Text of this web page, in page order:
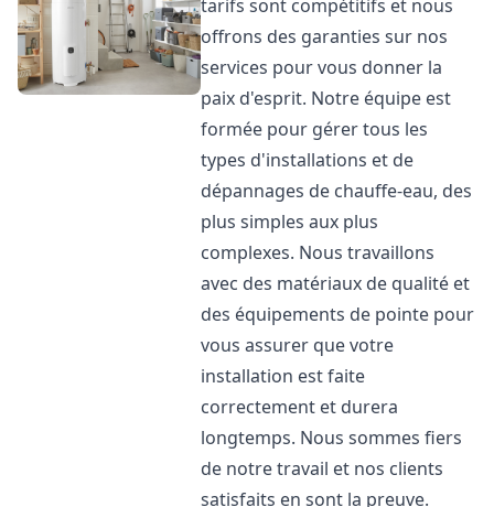
tarifs sont compétitifs et nous
offrons des garanties sur nos
services pour vous donner la
paix d'esprit. Notre équipe est
formée pour gérer tous les
types d'installations et de
dépannages de chauffe-eau, des
plus simples aux plus
complexes. Nous travaillons
avec des matériaux de qualité et
des équipements de pointe pour
vous assurer que votre
installation est faite
correctement et durera
longtemps. Nous sommes fiers
de notre travail et nos clients
satisfaits en sont la preuve.